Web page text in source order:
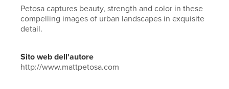
Petosa captures beauty, strength and color in these
compelling images of urban landscapes in exquisite
detail.
Sito web dell'autore
http://www.mattpetosa.com